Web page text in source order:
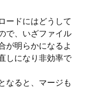
ードにはどうして
で、いざファイル
が明らかになるよ
しになり非効率で
なると、マージも